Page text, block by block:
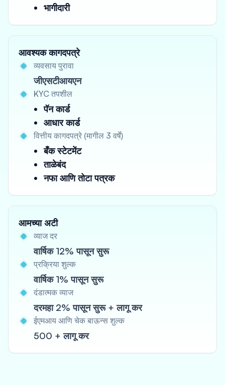
भागीदारी
आवश्यक कागदपत्रे
व्यवसाय पुरावा
जीएसटीआयएन
KYC तपशील
पॅन कार्ड
आधार कार्ड
वित्तीय कागदपत्रे (मागील 3 वर्षे)
बँक स्टेटमेंट
ताळेबंद
नफा आणि तोटा पत्रक
आमच्या अटी
व्याज दर
वार्षिक 12% पासून सुरू
प्रक्रिया शुल्क
वार्षिक 1% पासून सुरू
दंडात्मक व्याज
दरमहा 2% पासून सुरू + लागू कर
ईएमआय आणि चेक बाऊन्स शुल्क
500 + लागू कर